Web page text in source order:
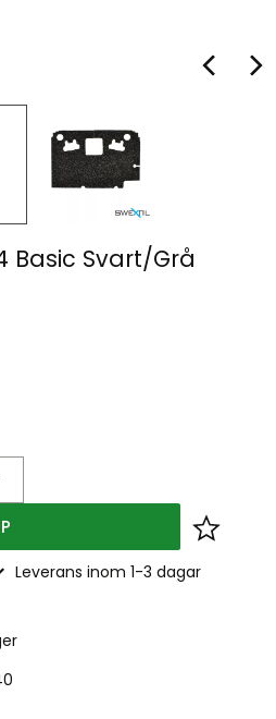
Basic Svart/Grå
Lägg
Leverans inom 1-3 dagar